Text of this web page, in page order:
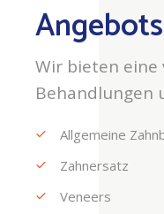
Wir bieten eine
Behandlungen
Allgemeine
Zahnersatz
Veneers